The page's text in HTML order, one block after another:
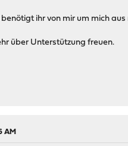
ihr von mir um mich
über Unterstützung freuen.
AM